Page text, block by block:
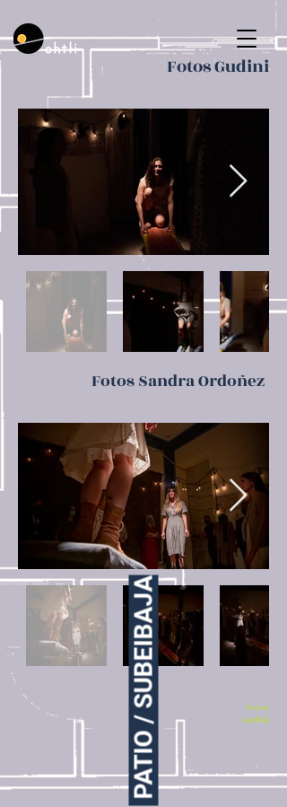
Fotos Gudini
Fotos Sandra Ordoñez
PATIO / SUBEIBAJA
Fotos
Gudini